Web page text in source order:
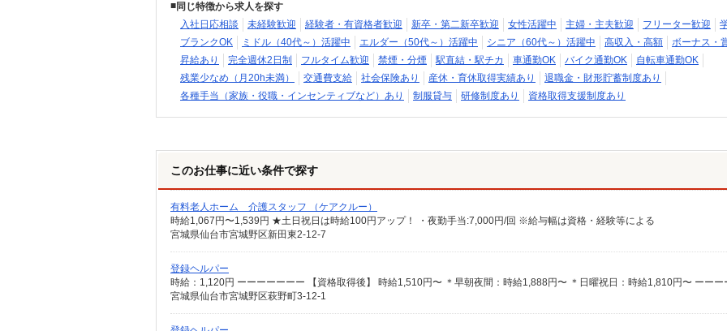
同じ特徴から求人を探す
入社日応相談
未経験歓迎 経験者・有資格者歓迎 新卒・第二新卒歓迎 女性活躍中 主婦・主夫歓迎 フリーター歓迎
ブランクOK
ミドル（40代～）活躍中 エルダー（50代～）活躍中 シニア（60代～）活躍中 高収入・高額
ボーナス・
昇給あり
完全週休2日制 フルタイム歓迎 禁煙・分煙 駅直結・駅チカ 車通勤OK バイク通勤OK
自転車通勤OK
残業少なめ（月20h未満）
交通費支給 社会保険あり 産休・育休取得実績あり
退職金・財形貯蓄制度あり
各種手当（家族・役職・インセンティブなど）あり
制服貸与 研修制度あり 資格取得支援制度あり
このお仕事に近い条件で探す
有料老人ホーム 介護スタッフ （ケアクルー）
時給1,067円〜1,539円 ★土日祝日は時給100円アップ！ ・夜勤手当:7,000円/回 ※給与幅は資格・経験等による
宮城県仙台市宮城野区新田東2-12-7
登録ヘルパー
時給：1,120円 ーーーーーーー 【資格取得後】 時給1,510円〜 ＊早朝夜間：時給1,888円〜 ＊日曜祝日：時給1,810円〜 ーーー
宮城県仙台市宮城野区萩野町3-12-1